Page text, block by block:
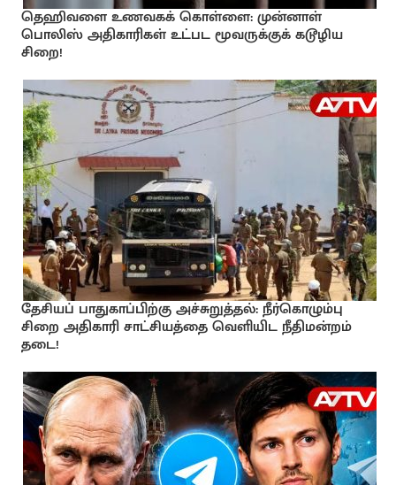
தெஹிவளை உணவகக் கொள்ளை: முன்னாள்
பொலிஸ் அதிகாரிகள் உட்பட மூவருக்குக் கடூழிய
சிறை!
தேசியப் பாதுகாப்பிற்கு அச்சுறுத்தல்: நீர்கொழும்பு
சிறை அதிகாரி சாட்சியத்தை வெளியிட நீதிமன்றம்
தடை!